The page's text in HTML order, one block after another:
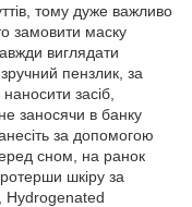
тому дуже важливо
замовити маску
виглядати
пензлик, за
засіб,
заносячи в банку
за допомогою
сном, на ранок
шкіру за
Hydrogenated